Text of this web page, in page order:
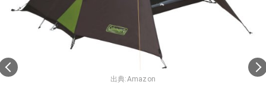
出典:Amazon